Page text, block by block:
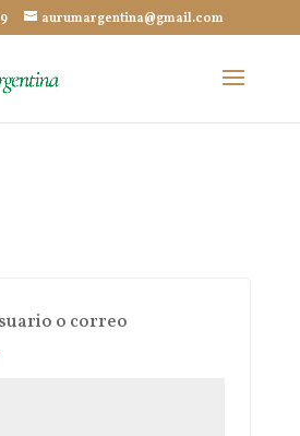
aurumargentina@gmail.com
o correo